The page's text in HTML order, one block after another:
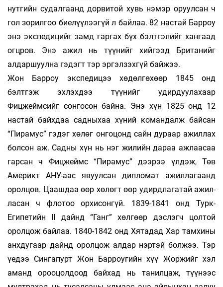
нутгийн судалгаанд дорвитой хувь нэмэр оруулсан ч
гол зорилгоо бие­лүүлээгүй л байлаа. 82 настай Барроу
энэ экс­­­педицийг замд гаргах бүх бэлтгэлийг хан­гаад
огцров. Энэ ажил нь түүнийг хийгээд Бри­та­­нийг
алдаршуулна гэдэгт тэр эргэлзэхгүй бай­жээ.
Жон Барроу экспедицээ хөдөлгөхөөр 1845 онд
бэлтгэж эхлэхдээ түүнийг удирдуулахаар
Фицжеймсийг сонгосон байна. Энэ хүн 1825 онд 12
настай байхдаа садныхаа хүний командалж байсан
“Пирамус” гэдэг хөлөг онгоцонд сайн дураар ажиллах
болсон аж. Садны хүн нь нэг жилийн дараа ажлаасаа
гарсан ч Фицжеймс “Пирамус” дээрээ үлдэж, Төв
Америкт АНУ-аас явуулсан дипломат ажиллагаанд
оролцов. Цааш­­даа өөр хөлөгт өөр удирдлагатай ажил­­
ласан ч флотоо орхисонгүй. 1839-1841 онд Турк-
Египетийн II дайнд “Ганг” хөлгөөр дэс­лэгч цолтой
оролцож байлаа. 1840-1842 онд Хя­та­дад Хар тамхины
анхдугаар дайнд оролцож алдар нэртэй болжээ. Тэр
үедээ Сингапурт Жон Барроугийн хүү Жоржийг хэл
аманд ороо­цол­доод байхад нь танилцаж, түүнээс